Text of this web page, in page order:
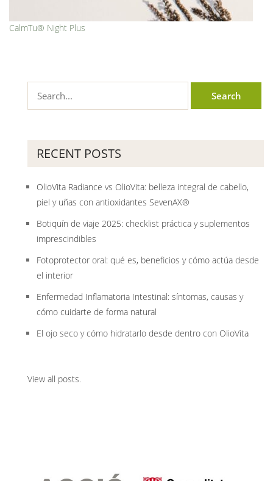
CalmTu® Night Plus
RECENT POSTS
OlioVita Radiance vs OlioVita: belleza integral de cabello,
piel y uñas con antioxidantes SevenAX®
Botiquín de viaje 2025: checklist práctica y suplementos
imprescindibles
Fotoprotector oral: qué es, beneficios y cómo actúa desde
el interior
Enfermedad Inflamatoria Intestinal: síntomas, causas y
cómo cuidarte de forma natural
El ojo seco y cómo hidratarlo desde dentro con OlioVita
View all posts.